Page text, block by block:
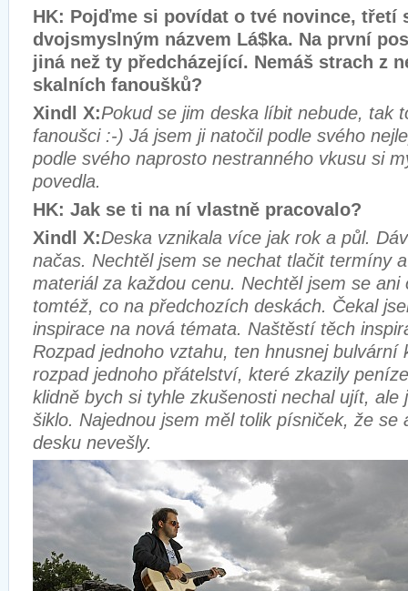
HK: Pojďme si povídat o tvé novince, třetí
dvojsmyslným názvem Lá$ka. Na první
jiná než ty předcházející. Nemáš strach z
skalních fanoušků?
Xindl X:Pokud se jim deska líbit nebude, tak
fanoušci :-) Já jsem ji natočil podle svého
podle svého naprosto nestranného vkusu si
povedla.
HK: Jak se ti na ní vlastně pracovalo?
Xindl X:Deska vznikala více jak rok a půl.
načas. Nechtěl jsem se nechat tlačit termíny
materiál za každou cenu. Nechtěl jsem se
tomtéž, co na předchozích deskách. Čekal
inspirace na nová témata. Naštěstí těch
Rozpad jednoho vztahu, ten hnusnej bulvární
rozpad jednoho přátelství, které zkazily
klidně bych si tyhle zkušenosti nechal ujít, ale
šiklo. Najednou jsem měl tolik písniček, že se
desku nevešly.